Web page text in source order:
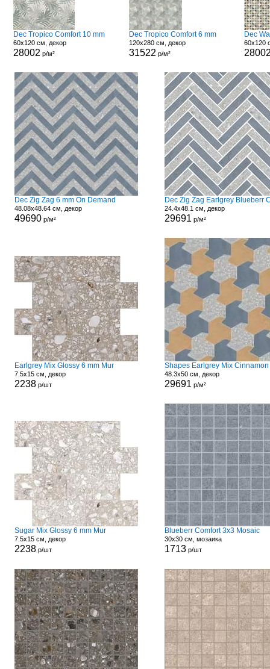
Dec Tropico Comfort 10 mm
60x120 см, декор
28002 р/м²
Dec Tropico Comfort 6 mm
120x280 см, декор
31522 р/м²
Dec
60x120
Dec Zig Zag 6 mm On Demand
48.08x48.64 см, декор
49690р/м²
24.4x48.1 см, декор
29691 р/м²
Earlgrey Mix Glossy 6 mm Mur
7.5x15 см, декор
2238р/шт
48.3x50 см, декор
29691 р/м²
Sugar Mix Glossy 6 mm Mur
7.5x15 см, декор
2238р/шт
Blueberr Comfort 3x3 Mosaic
30x30 см, мозаика
1713р/шт